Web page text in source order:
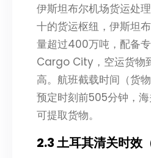
伊斯坦布尔机场货运处
十的货运枢纽，伊斯坦
量超过400万吨，配备
Cargo City，空运货物
高。航班截载时间（货
预定时刻前505分钟，
可提取货物。
2.3 土耳其清关时效